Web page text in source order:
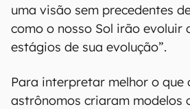
uma visão sem precedentes
como o nosso Sol irão evoluir
estágios de sua evolução”.
Para interpretar melhor o que
astrônomos criaram modelos